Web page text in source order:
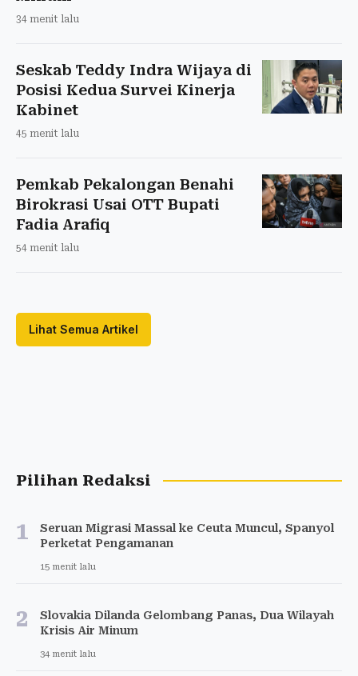
34 menit lalu
Seskab Teddy Indra Wijaya di
Posisi Kedua Survei Kinerja
Kabinet
45 menit lalu
Pemkab Pekalongan Benahi
Birokrasi Usai OTT Bupati
Fadia Arafiq
54 menit lalu
Lihat Semua Artikel
Pilihan Redaksi
1
Seruan Migrasi Massal ke Ceuta Muncul, Spanyol
Perketat Pengamanan
15 menit lalu
2
Slovakia Dilanda Gelombang Panas, Dua Wilayah
Krisis Air Minum
34 menit lalu